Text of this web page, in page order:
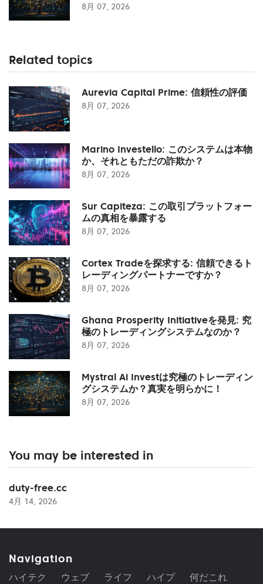
8月 07, 2026
Related topics
Aurevia Capital Prime: 信頼性の評価
8月 07, 2026
Marino Investello: このシステムは本物
か、それともただの詐欺か？
8月 07, 2026
Sur Capiteza: この取引プラットフォー
ムの真相を暴露する
8月 07, 2026
Cortex Tradeを探求する: 信頼できるト
レーディングパートナーですか？
8月 07, 2026
Ghana Prosperity Initiativeを発見: 究
極のトレーディングシステムなのか？
8月 07, 2026
Mystral Ai Investは究極のトレーディン
グシステムか？真実を明らかに！
8月 07, 2026
You may be interested in
duty-free.cc
4月 14, 2026
Navigation
ハイテク ウェブ ライフ ハイプ 何だこれ